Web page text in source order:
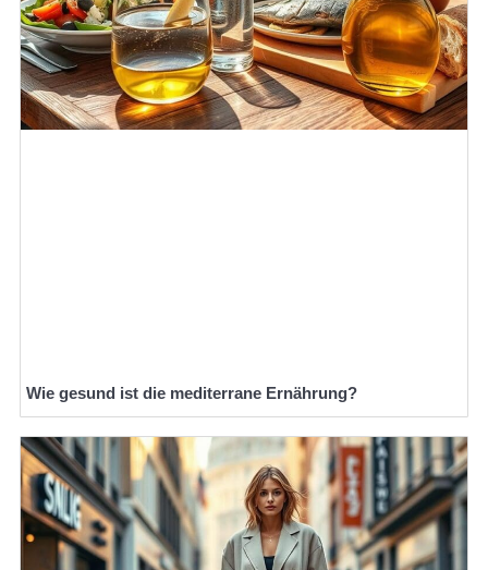
Wie gesund ist die mediterrane Ernährung?